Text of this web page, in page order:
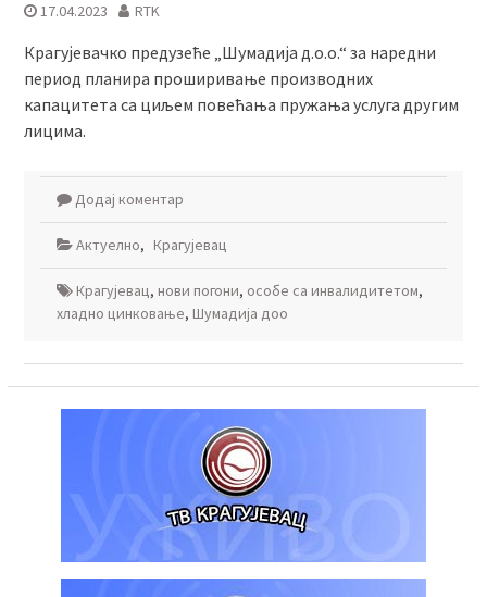
17.04.2023 RTK
Крагујевачко предузеће „Шумадија д.о.о.“ за наредни
период планира проширивање производних
капацитета са циљем повећања пружања услуга другим
лицима.
Додај коментар
Актуелно, Крагујевац
Крагујевац, нови погони, особе са инвалидитетом,
хладно цинковање, Шумадија доо